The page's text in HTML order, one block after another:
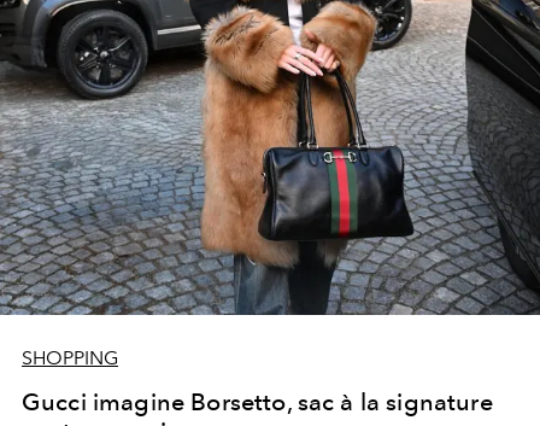
SHOPPING
Gucci imagine Borsetto, sac à la signature